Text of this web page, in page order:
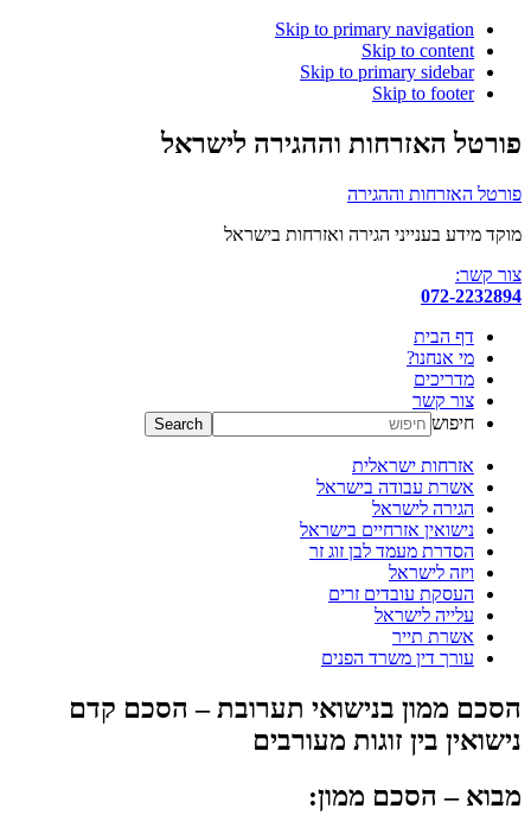
Skip to primary navigation
Skip to content
Skip to primary sidebar
Skip to footer
פורטל האזרחות וההגירה לישראל
פורטל האזרחות וההגירה
מוקד מידע בענייני הגירה ואזרחות בישראל
צור קשר:
072-2232894
דף הבית
מי אנחנו?
מדריכים
צור קשר
חיפוש
אזרחות ישראלית
אשרת עבודה בישראל
הגירה לישראל
נישואין אזרחיים בישראל
הסדרת מעמד לבן זוג זר
ויזה לישראל
העסקת עובדים זרים
עלייה לישראל
אשרת תייר
עורך דין משרד הפנים
הסכם ממון בנישואי תערובת – הסכם קדם
נישואין בין זוגות מעורבים
מבוא – הסכם ממון: